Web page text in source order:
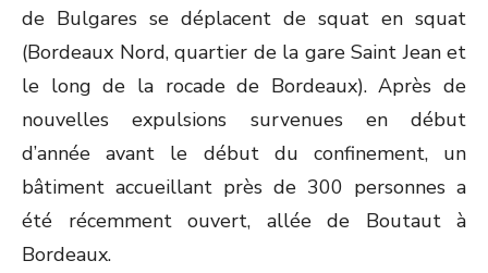
de Bulgares se déplacent de squat en squat
(Bordeaux Nord, quartier de la gare Saint Jean et
le long de la rocade de Bordeaux). Après de
nouvelles expulsions survenues en début
d’année avant le début du confinement, un
bâtiment accueillant près de 300 personnes a
été récemment ouvert, allée de Boutaut à
Bordeaux.